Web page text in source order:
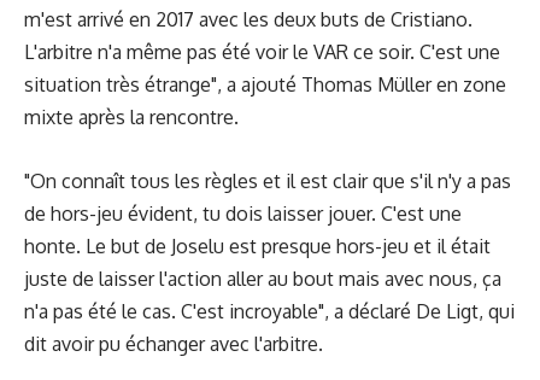
m'est arrivé en 2017 avec les deux buts de Cristiano.
L'arbitre n'a même pas été voir le VAR ce soir. C'est une
situation très étrange", a ajouté Thomas Müller en zone
mixte après la rencontre.
"On connaît tous les règles et il est clair que s'il n'y a pas
de hors-jeu évident, tu dois laisser jouer. C'est une
honte. Le but de Joselu est presque hors-jeu et il était
juste de laisser l'action aller au bout mais avec nous, ça
n'a pas été le cas. C'est incroyable", a déclaré De Ligt, qui
dit avoir pu échanger avec l'arbitre.